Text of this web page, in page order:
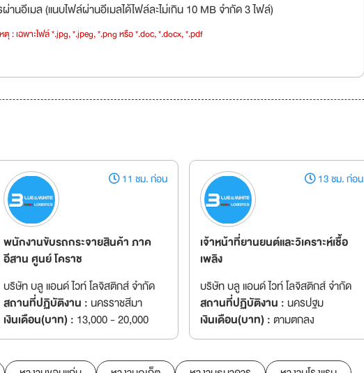
านอีเมล (แนบไฟล์ผ่านอีเมลได้ไฟล์ละไม่เกิน 10 MB จำกัด 3 ไฟล์)
ตุ : เฉพาะไฟล์ *.jpg, *.jpeg, *.png หรือ *.doc, *.docx, *.pdf
11 ชม. ก่อน
พนักงานขับรถกระจายสินค้า ภาค
อีสาน ศูนย์ โคราช
บริษัท บลู แอนด์ ไวท์ โลจิสติกส์ จำกัด
สถานที่ปฏิบัติงาน : นครราชสีมา
เงินเดือน(บาท) : 13,000 - 20,000
13 ชม. ก่อน
เจ้าหน้าที่ยานยนต์และวิเคราะห์เชื้อ
เพลิง
บริษัท บลู แอนด์ ไวท์ โลจิสติกส์ จำกัด
สถานที่ปฏิบัติงาน : นครปฐม
เงินเดือน(บาท) :ตามตกลง